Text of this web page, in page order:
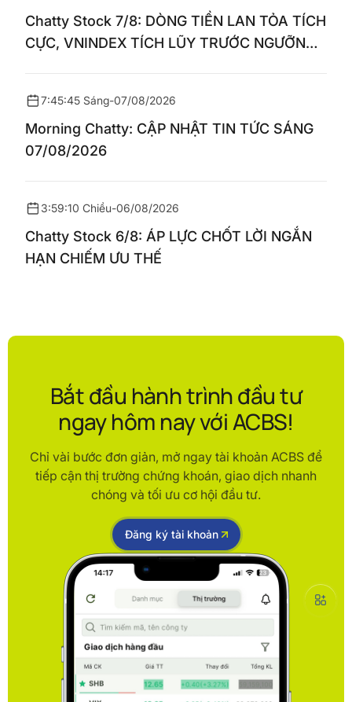
Chatty Stock 7/8: DÒNG TIỀN LAN TỎA TÍCH
CỰC, VNINDEX TÍCH LŨY TRƯỚC NGƯỠNG
7:45:45 Sáng-07/08/2026
Morning Chatty: CẬP NHẬT TIN TỨC SÁNG
07/08/2026
3:59:10 Chiều-06/08/2026
Chatty Stock 6/8: ÁP LỰC CHỐT LỜI NGẮN
HẠN CHIẾM ƯU THẾ
Bắt đầu hành trình đầu tư
ngay hôm nay với ACBS!
Chỉ vài bước đơn giản, mở ngay tài khoản ACBS để
tiếp cận thị trường chứng khoán, giao dịch nhanh
chóng và tối ưu cơ hội đầu tư.
Đăng ký tài khoản